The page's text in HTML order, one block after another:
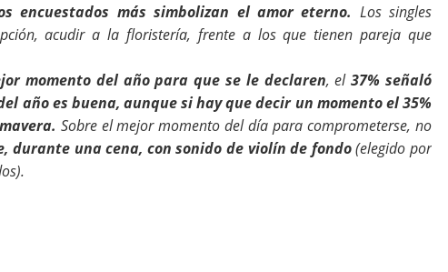
encuestados más simbolizan el amor eterno. Los singles
acudir a la floristería, frente a los que tienen pareja que
momento del año para que se le declaren, el37% señaló
año es buena, aunque si hay que decir un momento el 35%
Sobre el mejor momento del día para comprometerse, no
durante una cena, con sonido de violín de fondo(elegido por